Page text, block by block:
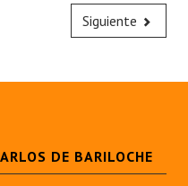
Siguiente
DE BARILOCHE